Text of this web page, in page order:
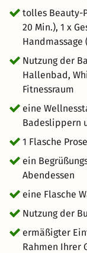
tolles Beauty-
20 Min.), 1 x
Handmassage
Nutzung der
Hallenbad,
Fitnessraum
eine
Badeslippern
1 Flasche
ein
Abendessen
eine Flasche
Nutzung der
ermäßigter
Rahmen Ihrer